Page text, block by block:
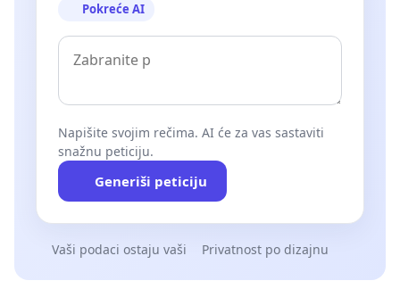
Pokreće AI
Napišite svojim rečima. AI će za vas sastaviti
snažnu peticiju.
Generiši peticiju
Vaši podaci ostaju vaši Privatnost po dizajnu